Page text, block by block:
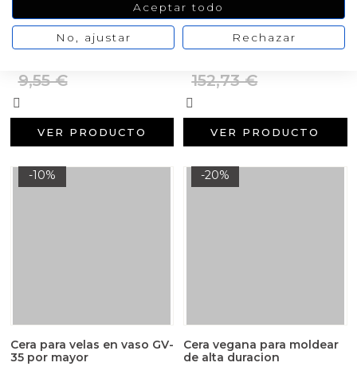
Cera vegetal moldeable
9,55 €
VER PRODUCTO
Cera vegetal moldeable por
mayor
152,73 €
VER PRODUCTO
-10%
Cera para velas en vaso GV-
35 por mayor
-20%
Cera vegana para moldear
de alta duracion
Aceptar todo
No, ajustar Rechazar